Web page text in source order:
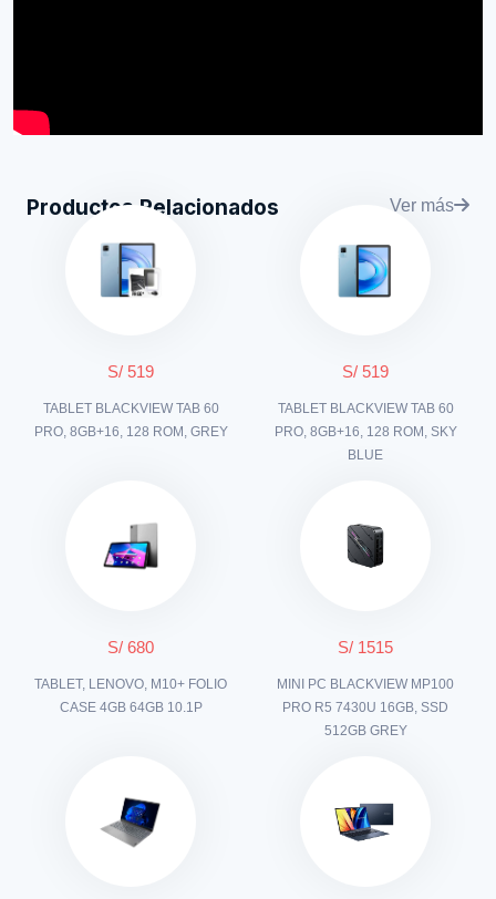
Productos Relacionados Ver más
S/ 519
TABLET BLACKVIEW TAB 60
PRO, 8GB+16, 128 ROM, GREY
S/ 519
TABLET BLACKVIEW TAB 60
PRO, 8GB+16, 128 ROM, SKY
BLUE
S/ 680
TABLET, LENOVO, M10+ FOLIO
CASE 4GB 64GB 10.1P
S/ 1515
MINI PC BLACKVIEW MP100
PRO R5 7430U 16GB, SSD
512GB GREY